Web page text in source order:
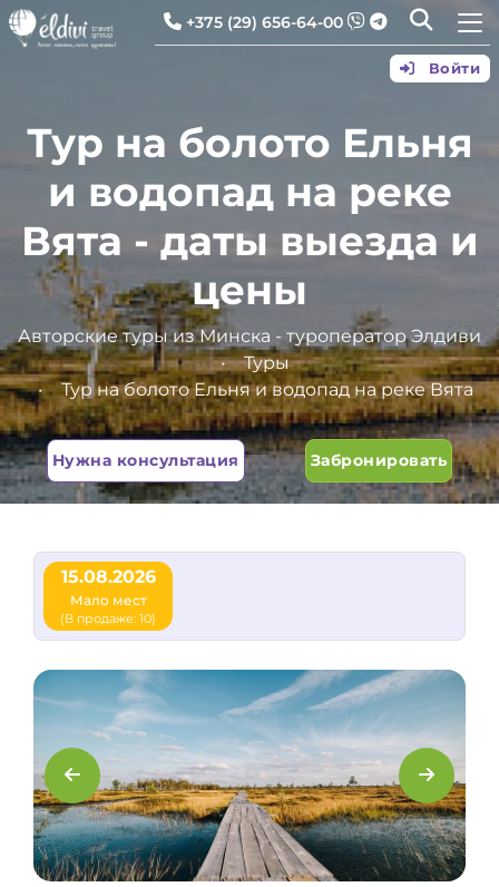
+375 (29) 656-64-00
Войти
Тур на болото Ельня
и водопад на реке
Вята - даты выезда и
цены
Авторские туры из Минска - туроператор Элдиви
Туры
Тур на болото Ельня и водопад на реке Вята
Нужна консультация Забронировать
15.08.2026
Мало мест
(В продаже: 10)